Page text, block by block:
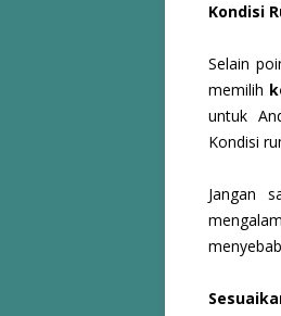
Kondisi
Selain
memilih
untuk
Kondisi
Jangan